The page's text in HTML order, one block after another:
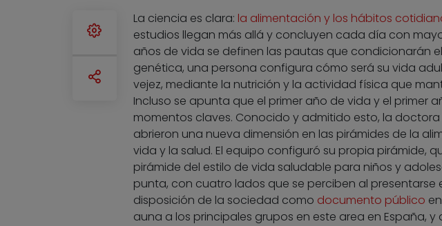
La ciencia es clara: la alimentación y los hábitos
estudios llegan más allá y concluyen cada día con
años de vida se definen las pautas que condicionarán
genética, una persona configura cómo será su vida
vejez, mediante la nutrición y la actividad física que
Incluso se apunta que el primer año de vida y el primer
momentos claves. Conocido y admitido esto, la
abrieron una nueva dimensión en las pirámides de la
vida y la salud. El equipo configuró su propia pirámide,
pirámide del estilo de vida saludable para niños y
punta, con cuatro lados que se perciben al presentarse
disposición de la sociedad como documento público
auna a los principales grupos en este area en España,